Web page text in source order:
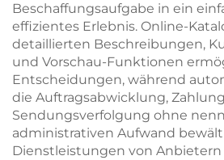
Beschaffungsaufgabe in ein
effizientes Erlebnis. Online-
detaillierten Beschreibungen,
und Vorschau-Funktionen
Entscheidungen, während
die Auftragsabwicklung,
Sendungsverfolgung ohne
administrativen Aufwand
Dienstleistungen von